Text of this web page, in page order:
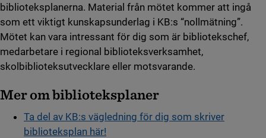
biblioteksplanerna. Material från mötet kommer att ingå
som ett viktigt kunskapsunderlag i KB:s “nollmätning”.
Mötet kan vara intressant för dig som är bibliotekschef,
medarbetare i regional biblioteksverksamhet,
skolbiblioteksutvecklare eller motsvarande.
Mer om biblioteksplaner
Ta del av KB:s vägledning för dig som skriver
biblioteksplan här!